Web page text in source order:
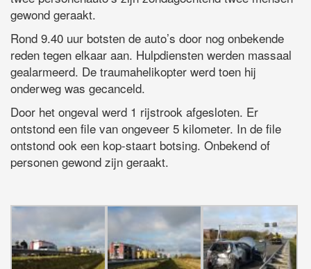
gewond geraakt.
Rond 9.40 uur botsten de auto’s door nog onbekende
reden tegen elkaar aan. Hulpdiensten werden massaal
gealarmeerd. De traumahelikopter werd toen hij
onderweg was gecanceld.
Door het ongeval werd 1 rijstrook afgesloten. Er
ontstond een file van ongeveer 5 kilometer. In de file
ontstond ook een kop-staart botsing. Onbekend of
personen gewond zijn geraakt.